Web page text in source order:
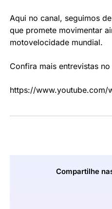
Aqui no canal, seguimos
que promete movimentar
motovelocidade mundial.
Confira mais entrevistas
https://www.youtube.com/
Compartilhe